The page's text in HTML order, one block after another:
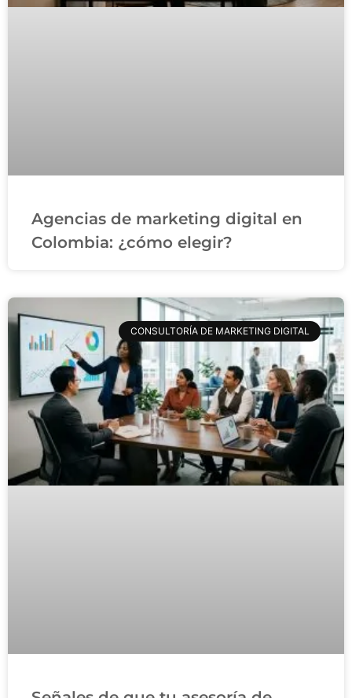
Agencias de marketing digital en
Colombia: ¿cómo elegir?
CONSULTORÍA DE MARKETING DIGITAL